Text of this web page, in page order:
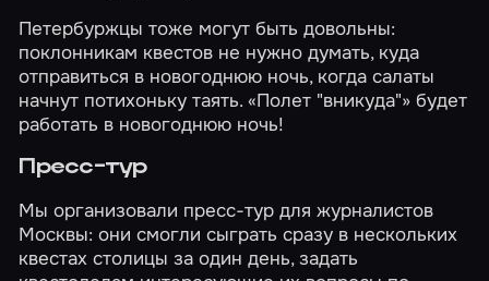
Петербуржцы тоже могут быть довольны:
поклонникам квестов не нужно думать, куда
отправиться в новогоднюю ночь, когда салаты
начнут потихоньку таять. «Полет "вникуда"» будет
работать в новогоднюю ночь!
Пресс-тур
Мы организовали пресс-тур для журналистов
Москвы: они смогли сыграть сразу в нескольких
квестах столицы за один день, задать